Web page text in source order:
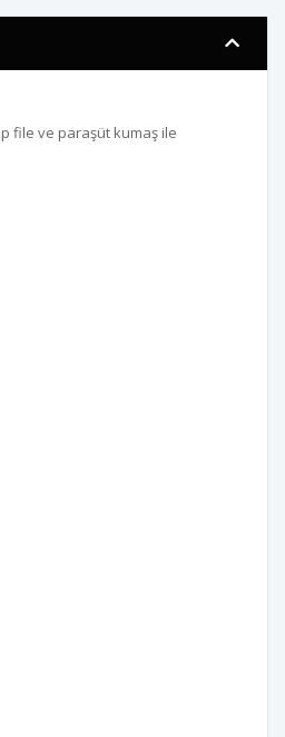
file ve paraşüt kumaş ile